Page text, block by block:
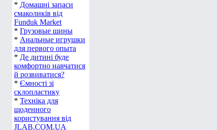
від Chado
*Домашні запаси
смаколиків від
Funduk Market
* Грузовые шины
*Анальные игрушки
для первого опыта
*Де дитині буде
комфортно навчатися
й розвиватися?
*Ємності зі
склопластику
*Техніка для
щоденного
користування від